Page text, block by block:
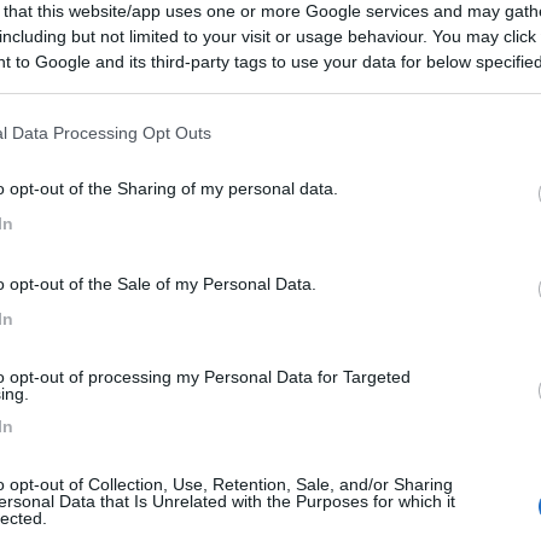
that this website/app uses one or more Google services and may
but not limited to your visit or usage behaviour. You may
to Google and its third-party tags to use your data for below
Data Processing Opt Outs
opt-out of the Sharing of my personal data.
opt-out of the Sale of my Personal Data.
opt-out of processing my Personal Data for Targeted
opt-out of Collection, Use, Retention, Sale, and/or Sharing
Data that Is Unrelated with the Purposes for which it
Posizione
Bilo stanovi 12
15 veicoli, degustazioni incluse nel prezzo del...